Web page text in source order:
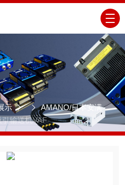
示
AMANO/日本安满
输送机VAF